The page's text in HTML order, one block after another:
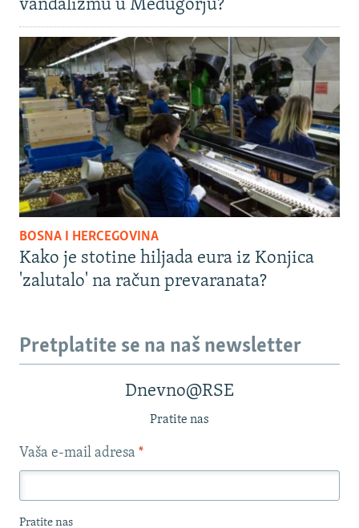
vandalizmu u Međugorju?
BOSNA I HERCEGOVINA
Kako je stotine hiljada eura iz Konjica
'zalutalo' na račun prevaranata?
Pretplatite se na naš newsletter
Dnevno@RSE
Pratite nas
Vaša e-mail adresa *
Pratite nas